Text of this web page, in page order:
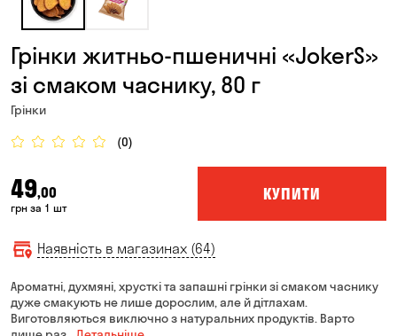
Грінки житньо-пшеничні «JokerS»
зі смаком часнику, 80 г
Грінки
(0)
49,00
грн за 1 шт
КУПИТИ
Наявність в магазинах (64)
Ароматні, духмяні, хрусткі та запашні грінки зі смаком часнику
дуже смакують не лише дорослим, але й дітлахам.
Виготовляються виключно з натуральних продуктів. Варто